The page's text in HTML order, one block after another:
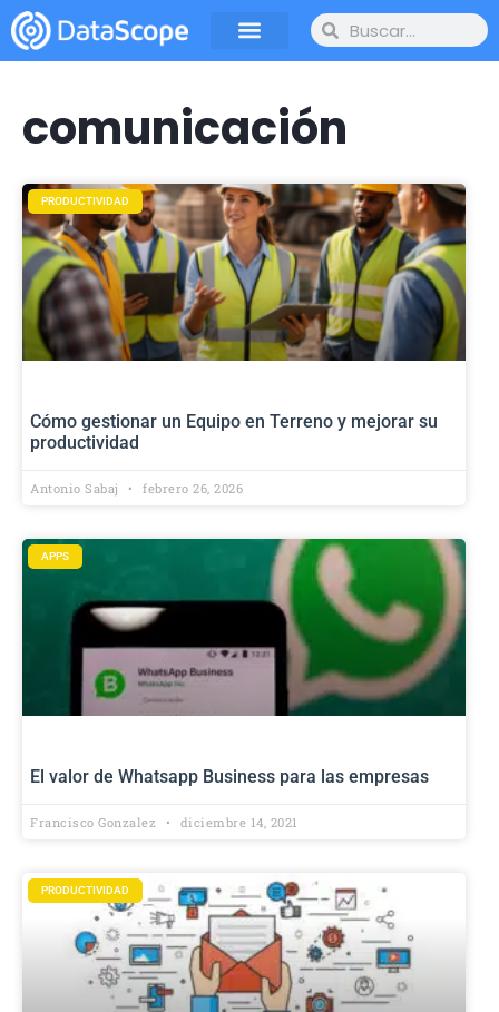
comunicación
PRODUCTIVIDAD
Cómo gestionar un Equipo en Terreno y mejorar su
productividad
Antonio Sabaj febrero 26, 2026
APPS
El valor de Whatsapp Business para las empresas
Francisco Gonzalez diciembre 14, 2021
PRODUCTIVIDAD